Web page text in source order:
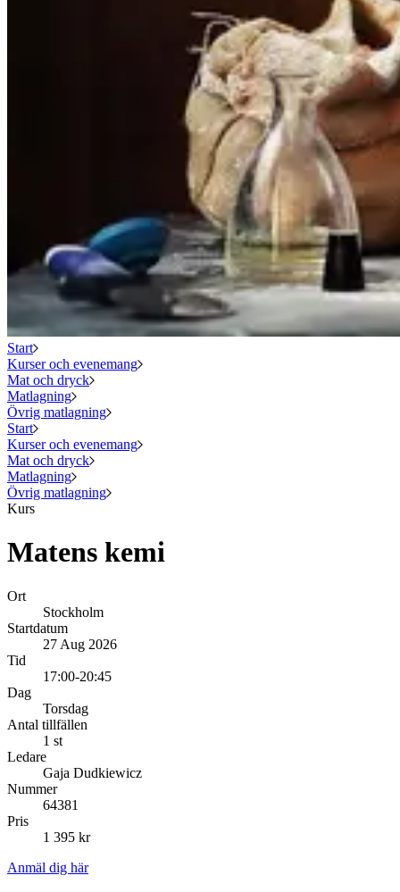
Start
Kurser och evenemang
Mat och dryck
Matlagning
Övrig matlagning
Start
Kurser och evenemang
Mat och dryck
Matlagning
Övrig matlagning
Kurs
Matens kemi
Ort
Stockholm
Startdatum
27 Aug 2026
Tid
17:00-20:45
Dag
Torsdag
Antal tillfällen
1 st
Ledare
Gaja Dudkiewicz
Nummer
64381
Pris
1 395 kr
Anmäl dig här